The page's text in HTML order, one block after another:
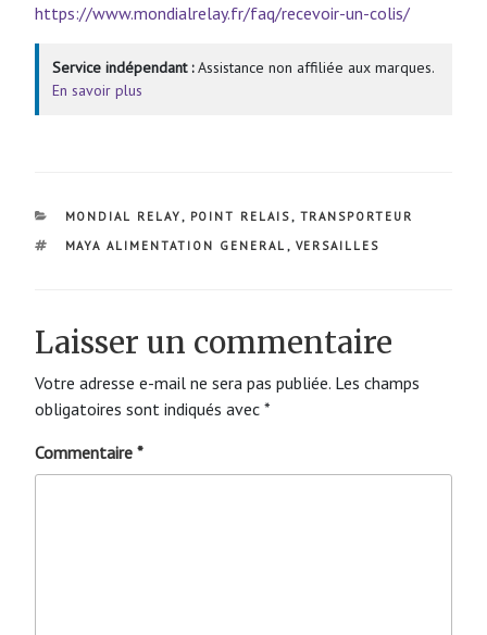
https://www.mondialrelay.fr/faq/recevoir-un-colis/
Service indépendant :Assistance non affiliée aux marques.
En savoir plus
CATÉGORIES
MONDIAL RELAY , POINT RELAIS , TRANSPORTEUR
ÉTIQUETTES
MAYA ALIMENTATION GENERAL , VERSAILLES
Laisser un commentaire
Votre adresse e-mail ne sera pas publiée. Les champs
obligatoires sont indiqués avec *
Commentaire *